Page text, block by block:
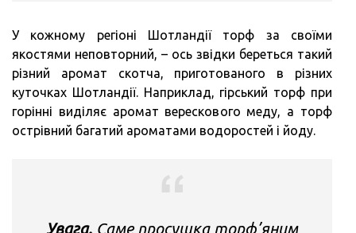
У кожному регіоні Шотландії торф за своїми
якостями неповторний, – ось звідки береться такий
різний аромат скотча, приготованого в різних
куточках Шотландії. Наприклад, гірський торф при
горінні виділяє аромат верескового меду, а торф
острівний багатий ароматами водоростей і йоду.
Увага. Саме просушка торф’яним